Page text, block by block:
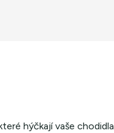
hýčkají vaše